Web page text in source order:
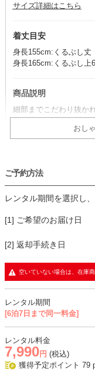
サイズ詳細はこちら
着丈目安
身長155cm:くるぶし丈
身長165cm:くるぶし上
商品説明
細部までこだわり抜か
立体的なフロントデザ
雰囲気を演出します。
おし
ドレスの雰囲気に合わ
どこかにブラックを取
透け感があるので、肩
・ややざらっとした手
・デコルテと背中、袖
おすすめシーン
結婚式、二次会、謝恩
ご予約方法
レンタル期間を選択し
[1] ご希望のお届け日
[2] 返却手続き日
空いていない場合は、在庫
レンタル期間
[6泊7日まで同一料金]
レンタル料金
7,990 円 (税込)
獲得予定ポイント 79